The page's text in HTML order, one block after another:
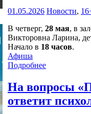
01.05.2026 Новости,
В четверг, 28 мая, в
Викторовна Ларина,
Начало в 18 часов.
Афиша
Подробнее
На вопросы
ответит